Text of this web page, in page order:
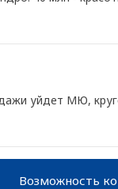
уйдет МЮ,
Возможность